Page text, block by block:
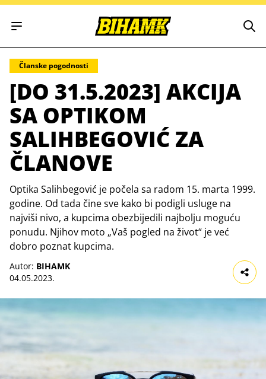
Open main menu
Članske pogodnosti
[DO 31.5.2023] AKCIJA
SA OPTIKOM
SALIHBEGOVIĆ ZA
ČLANOVE
Optika Salihbegović je počela sa radom 15. marta 1999.
godine. Od tada čine sve kako bi podigli usluge na
najviši nivo, a kupcima obezbijedili najbolju moguću
ponudu. Njihov moto „Vaš pogled na život“ je već
dobro poznat kupcima.
Autor: BIHAMK
04.05.2023.